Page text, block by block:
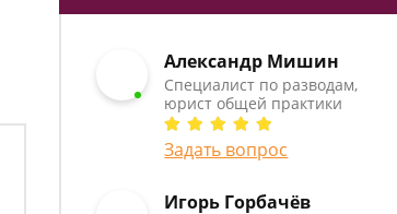
Александр Мишин
Специалист по разводам,
юрист общей практики
Задать вопрос
Игорь Горбачёв